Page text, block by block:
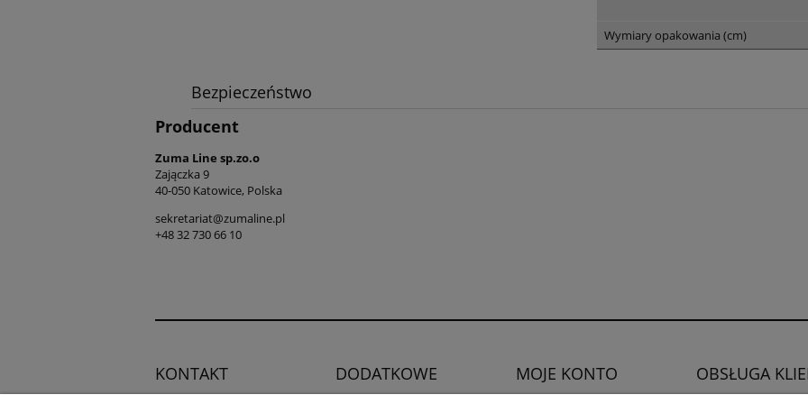
Wymiary opakowania (cm)
Bezpieczeństwo
Producent
Zuma Line sp.zo.o
Zajączka 9
40-050 Katowice, Polska
sekretariat@zumaline.pl
+48 32 730 66 10
KONTAKT DODATKOWE MOJE KONTO OBSŁUGA